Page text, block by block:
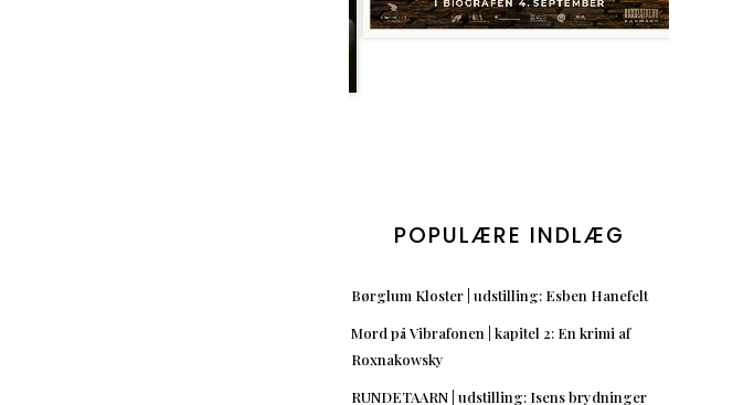
POPULÆRE INDLÆG
Børglum Kloster | udstilling: Esben Hanefelt
Mord på Vibrafonen | kapitel 2: En krimi af
Roxnakowsky
RUNDETAARN | udstilling: Isens brydninger